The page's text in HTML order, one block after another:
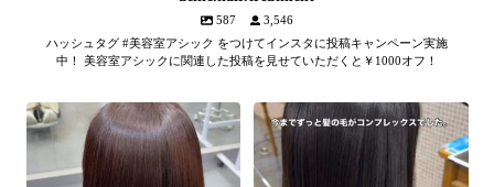
587
3,546
ハッシュタグ #美容室アシック をつけてインスタに投稿キャンペーン実施
中！ 美容室アシックに関連した投稿を見せていただくと￥1000オフ！
【髪質改善メテオトリートメン
髪のツヤ、諦めていません